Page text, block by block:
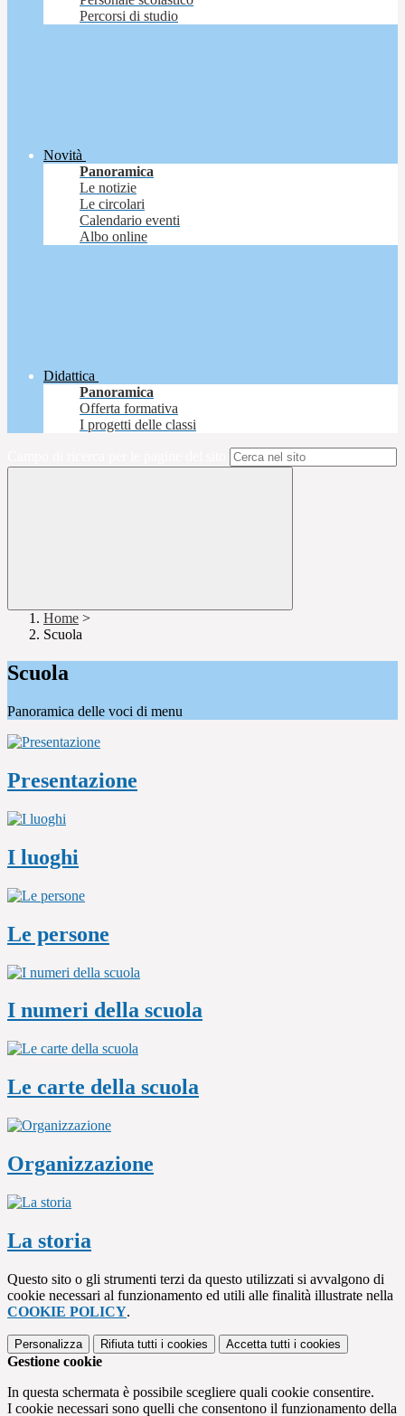
Percorsi di studio
Novità
Panoramica
Le notizie
Le circolari
Calendario eventi
Albo online
Didattica
Panoramica
Offerta formativa
I progetti delle classi
Home >
Scuola
Scuola
Panoramica delle voci di menu
Presentazione
I luoghi
Le persone
I numeri della scuola
Le carte della scuola
Organizzazione
La storia
Questo sito o gli strumenti terzi da questo utilizzati si avvalgono di
cookie necessari al funzionamento ed utili alle finalità illustrate nella
COOKIE POLICY.
Personalizza Rifiuta tutti i cookies Accetta tutti i cookies
Gestione cookie
In questa schermata è possibile scegliere quali cookie consentire.
I cookie necessari sono quelli che consentono il funzionamento della